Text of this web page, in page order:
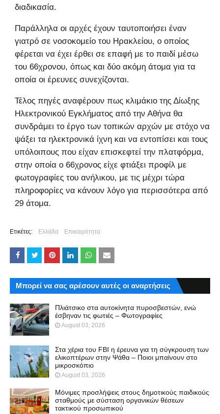
διαδικασία.
Παράλληλα οι αρχές έχουν ταυτοποιήσει έναν
γιατρό σε νοσοκομείο του Ηρακλείου, ο οποίος
φέρεται να έχει έρθει σε επαφή με το παιδί μέσω
του 66χρονου, όπως και δύο ακόμη άτομα για τα
οποία οι έρευνες συνεχίζονται.
Τέλος πηγές αναφέρουν πως κλιμάκιο της Δίωξης
Ηλεκτρονικού Εγκλήματος από την Αθήνα θα
συνδράμει το έργο των τοπικών αρχών με στόχο να
ψάξει τα ηλεκτρονικά ίχνη και να εντοπίσει και τους
υπόλοιπους που είχαν επισκεφτεί την πλατφόρμα,
στην οποία ο 66χρονος είχε φτιάξει προφίλ με
φωτογραφίες του ανήλικου, με τις μέχρι τώρα
πληροφορίες να κάνουν λόγο για περισσότερα από
29 άτομα.
Ετικέτες: Ελλάδα Επικαιρότητα
Μπορεί να σας αρέσουν αυτές οι αναρτήσεις
Πλιάτσικο στα αυτοκίνητα πυροσβεστών, ενώ
έσβηναν τις φωτιές – Φωτογραφίες
August 03, 2026
Στα χέρια του FBI η έρευνα για τη σύγκρουση των
ελικοπτέρων στην Ψάθα – Ποιοι μπαίνουν στο
μικροσκόπιο
August 03, 2026
Μόνιμες προσλήψεις στους δημοτικούς παιδικούς
σταθμούς με σύσταση οργανικών θέσεων
τακτικού προσωπικού